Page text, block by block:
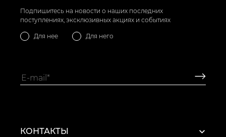
Подпишитесь на новости о наших последних
поступлениях, эксклюзивных акциях и событиях
Для нее Для него
КОНТАКТЫ